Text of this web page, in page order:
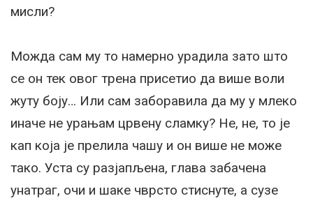
мисли?
Можда сам му то намерно урадила зато што
се он тек овог трена присетио да више воли
жуту боју… Или сам заборавила да му у млеко
иначе не урањам црвену сламку? Не, не, то је
кап која је прелила чашу и он више не може
тако. Уста су разјапљена, глава забачена
унатраг, очи и шаке чврсто стиснуте, а сузе